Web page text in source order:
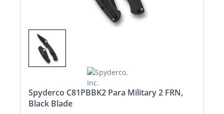
Spyderco C81PBBK2 Para Military 2 FRN,
Black Blade